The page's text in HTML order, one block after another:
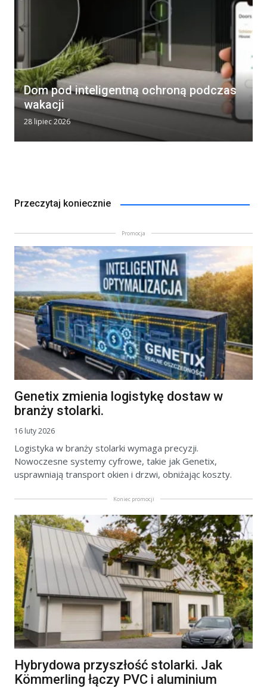
Dom pod inteligentną ochroną podczas
wakacji
28 lipiec 2026
Przeczytaj koniecznie
Promocja
Genetix zmienia logistykę dostaw w
branży stolarki.
16 luty 2026
Logistyka w branży stolarki wymaga precyzji.
Nowoczesne systemy cyfrowe, takie jak Genetix,
usprawniają transport okien i drzwi, obniżając koszty.
Koniec promocji
Hybrydowa przyszłość stolarki. Jak
Kömmerling łączy PVC i aluminium